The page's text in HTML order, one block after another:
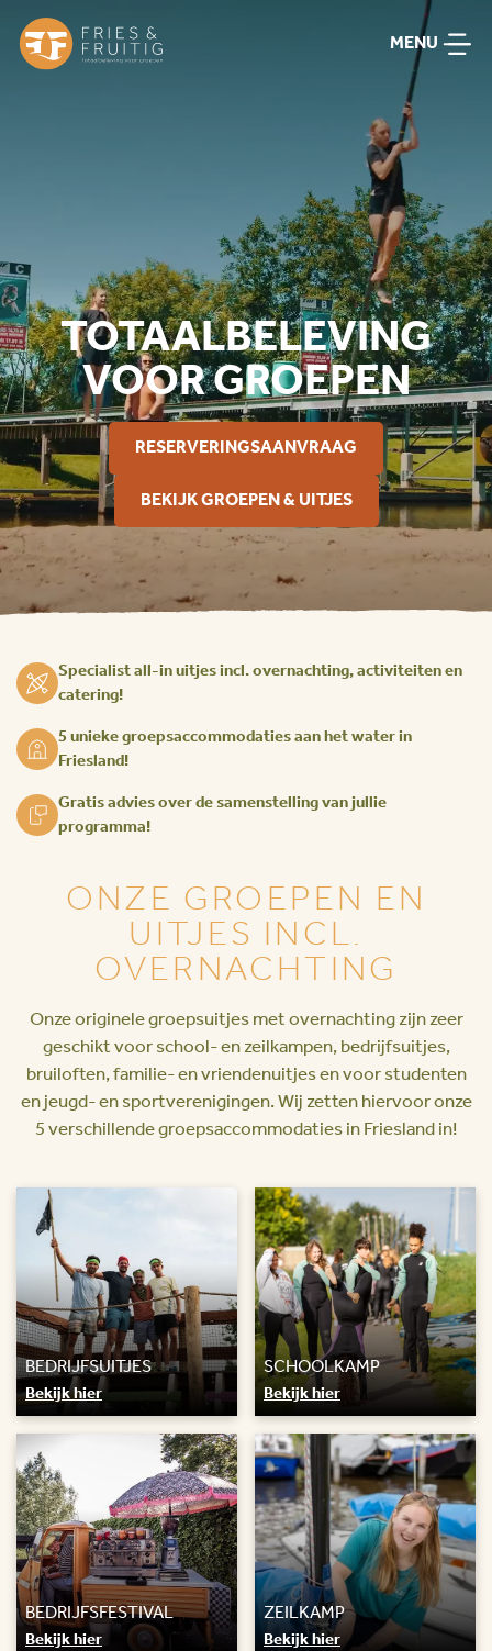
MENU
TOTAALBELEVING
VOOR GROEPEN
RESERVERINGSAANVRAAG
BEKIJK GROEPEN & UITJES
Specialist all-in uitjes incl. overnachting, activiteiten en
catering!
5 unieke groepsaccommodaties aan het water in
Friesland!
Gratis advies over de samenstelling van jullie
programma!
ONZE GROEPEN EN
UITJES INCL.
OVERNACHTING
Onze originele groepsuitjes met overnachting zijn zeer
geschikt voor school- en zeilkampen, bedrijfsuitjes,
bruiloften, familie- en vriendenuitjes en voor studenten
en jeugd- en sportverenigingen. Wij zetten hiervoor onze
5 verschillende groepsaccommodaties in Friesland in!
BEDRIJFSUITJES
Bekijk hier
SCHOOLKAMP
Bekijk hier
BEDRIJFSFESTIVAL
Bekijk hier
ZEILKAMP
Bekijk hier